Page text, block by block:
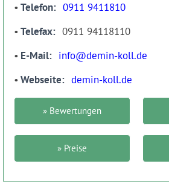
Telefon
0911 9411810
Telefax
0911 94118110
E-Mail
info@demin-koll.de
Webseite
demin-koll.de
» Bewertungen
» Preise